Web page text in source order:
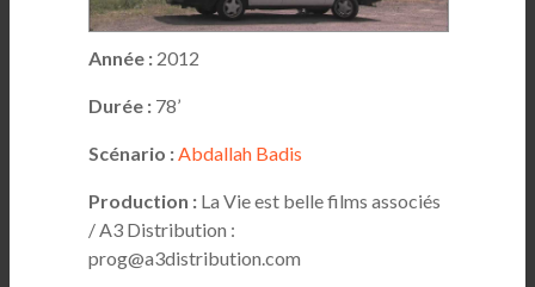
Année : 2012
Durée : 78’
Scénario :Abdallah Badis
Production : La Vie est belle films associés
/ A3 Distribution :
prog@a3distribution.com